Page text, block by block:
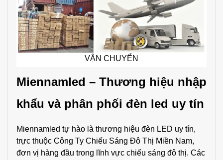
VẬN CHUYỂN
Miennamled – Thương hiệu nhập
khẩu và phân phối đèn led uy tín
Miennamled tự hào là thương hiệu đèn LED uy tín,
trực thuộc Công Ty Chiếu Sáng Đô Thị Miền Nam,
đơn vị hàng đầu trong lĩnh vực chiếu sáng đô thị. Các